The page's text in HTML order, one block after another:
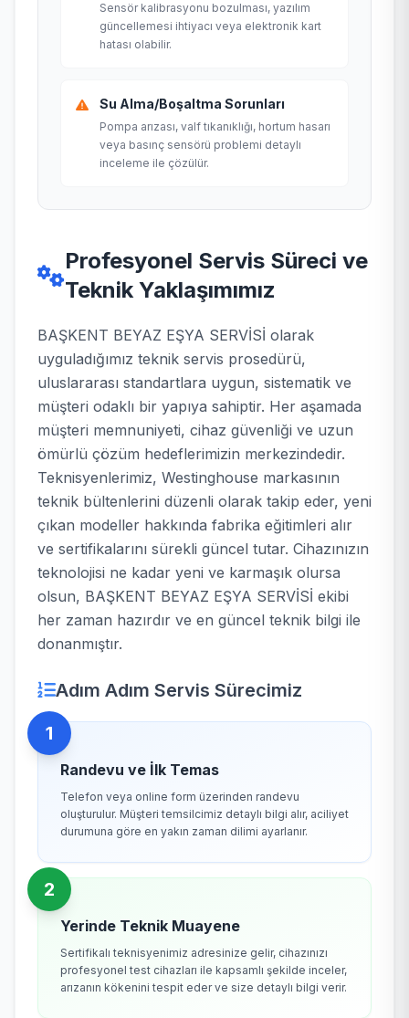
Sensör kalibrasyonu bozulması, yazılım
güncellemesi ihtiyacı veya elektronik kart
hatası olabilir.
Su Alma/Boşaltma Sorunları
Pompa arızası, valf tıkanıklığı, hortum hasarı
veya basınç sensörü problemi detaylı
inceleme ile çözülür.
Profesyonel Servis Süreci ve
Teknik Yaklaşımımız
BAŞKENT BEYAZ EŞYA SERVİSİ olarak
uyguladığımız teknik servis prosedürü,
uluslararası standartlara uygun, sistematik ve
müşteri odaklı bir yapıya sahiptir. Her aşamada
müşteri memnuniyeti, cihaz güvenliği ve uzun
ömürlü çözüm hedeflerimizin merkezindedir.
Teknisyenlerimiz, Westinghouse markasının
teknik bültenlerini düzenli olarak takip eder, yeni
çıkan modeller hakkında fabrika eğitimleri alır
ve sertifikalarını sürekli güncel tutar. Cihazınızın
teknolojisi ne kadar yeni ve karmaşık olursa
olsun, BAŞKENT BEYAZ EŞYA SERVİSİ ekibi
her zaman hazırdır ve en güncel teknik bilgi ile
donanmıştır.
Adım Adım Servis Sürecimiz
1
Randevu ve İlk Temas
Telefon veya online form üzerinden randevu
oluşturulur. Müşteri temsilcimiz detaylı bilgi alır, aciliyet
durumuna göre en yakın zaman dilimi ayarlanır.
2
Yerinde Teknik Muayene
Sertifikalı teknisyenimiz adresinize gelir, cihazınızı
profesyonel test cihazları ile kapsamlı şekilde inceler,
arızanın kökenini tespit eder ve size detaylı bilgi verir.